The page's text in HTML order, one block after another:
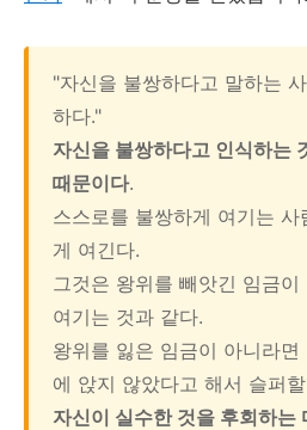
"자신을 불쌍하다고 말하는
하다."
자신을 불쌍하다고 인식하는
때문이다.
스스로를 불쌍하게 여기는
게 여긴다.
그것은 왕위를 빼앗긴 임금이
여기는 것과 같다.
왕위를 잃은 임금이 아니라
에 앉지 않았다고 해서 슬퍼
자신이 실수한 것을 후회하는